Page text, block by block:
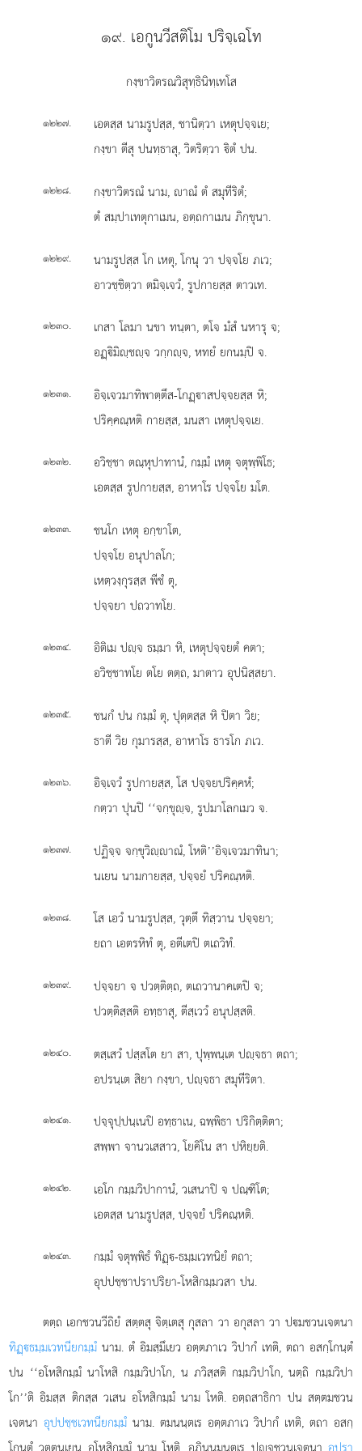
๑๙. เอกูนวีสติโม ปริจฺเฉโท
กงฺขาวิตรณวิสุทฺธินิทฺเทโส
๑๒๒๗. เอตสฺส นามรูปสฺส, ชานิตฺวา เหตุปจฺจเย;
กงฺขา ตีสุ ปนทฺธาสุ, วิตริตฺวา ิตํ ปน.
๑๒๒๘.
กงฺขาวิตรณํ นาม, าณํ ตํ สมุทีริตํ;
ตํ สมฺปาเทตุกาเมน, อตฺถกาเมน ภิกฺขุนา.
๑๒๒๙.
นามรูปสฺส โก เหตุ, โกนุ วา ปจฺจโย ภเว;
อาวชฺชิตฺวา ตมิจฺเจวํ, รูปกายสฺส ตาวเท.
๑๒๓๐.
เกสา โลมา นขา ทนฺตา, ตโจ มํสํ นหารุ จ;
อฏฺิมิฺชฺจ วกฺกฺจ, หทยํ ยกนมฺปิ จ.
๑๒๓๑.
อิจฺเจวมาทิพาตฺตึส-โกฏฺาสปจฺจยสฺส หิ;
ปริคฺคณฺหติ กายสฺส, มนสา เหตุปจฺจเย.
๑๒๓๒. อวิชฺชา ตณฺหุปาทานํ, กมฺมํ เหตุ จตุพฺพิโธ;
เอตสฺส รูปกายสฺส, อาหาโร ปจฺจโย มโต.
๑๒๓๓.
ชนโก เหตุ อกฺขาโต,
ปจฺจโย อนุปาลโก;
เหตฺวงฺกุรสฺส พีชํ ตุ,
ปจฺจยา ปถวาทโย.
๑๒๓๔.
อิติเม ปฺจ ธมฺมา หิ, เหตุปจฺจยตํ คตา;
อวิชฺชาทโย ตโย ตตฺถ, มาตาว อุปนิสฺสยา.
๑๒๓๕.
ชนกํ ปน กมฺมํ ตุ, ปุตฺตสฺส หิ ปิตา วิย;
ธาตี วิย กุมารสฺส, อาหาโร ธารโก ภเว.
๑๒๓๖. อิจฺเจวํ รูปกายสฺส, โส ปจฺจยปริคฺคหํ;
กตฺวา ปุนปิ ‘‘จกฺขุฺจ, รูปมาโลกเมว จ.
๑๒๓๗.
ปฏิจฺจ จกฺขุวิฺาณํ, โหติ’’อิจฺเจวมาทินา;
นเยน นามกายสฺส, ปจฺจยํ ปริคณฺหติ.
๑๒๓๘.
โส เอวํ นามรูปสฺส, วุตฺตึ ทิสฺวาน ปจฺจยา;
ยถา เอตรหิทํ ตุ, อตีเตปิ ตเถวิทํ.
๑๒๓๙.
ปจฺจยา จ ปวตฺติตฺถ, ตเถวานาคเตปิ จ;
ปวตฺติสฺสติ อทฺธาสุ, ตีสฺเววํ อนุปสฺสติ.
๑๒๔๐. ตสฺเสวํ ปสฺสโต ยา สา, ปุพฺพนฺเต ปฺจธา ตถา;
อปรนฺเต สิยา กงฺขา, ปฺจธา สมุทีริตา.
๑๒๔๑.
ปจฺจุปฺปนฺเนปิ อทฺธาเน, ฉพฺพิธา ปริกิตฺติตา;
สพฺพา จานวเสสาว, โยคิโน สา ปหิยฺยติ.
๑๒๔๒.
เอโก กมฺมวิปากานํ, วเสนาปิ จ ปณฺฑิโต;
เอตสฺส นามรูปสฺส, ปจฺจยํ ปริคณฺหติ.
๑๒๔๓.
กมฺมํ จตุพฺพิธํ ทิฏฺ-ธมฺมเวทนิยํ ตถา;
อุปปชฺชาปราปริยา-โหสิกมฺมวสา ปน.
ตตฺถ เอกชวนวีถิยํ สตฺตสุ จิตฺเตสุ กุสลา วา อกุสลา วา ปมชวนเจตนา
ทิฏฺธมฺมเวทนียกมฺมํ นาม. ตํ อิมสฺมึเยว อตฺตภาเว วิปากํ เทติ, ตถา อสกฺโกนฺตํ
ปน ‘‘อโหสิกมฺมํ นาโหสิ กมฺมวิปาโก, น ภวิสฺสติ กมฺมวิปาโก, นตฺถิ กมฺมวิปา
โก’’ติ อิมสฺส ติกสฺส วเสน อโหสิกมฺมํ นาม โหติ. อตฺถสาธิกา ปน สตฺตมชวน
เจตนาอุปปชฺชเวทนียกมฺมํ นาม. ตมนนฺตเร อตฺตภาเว วิปากํ เทติ, ตถา อสกฺ